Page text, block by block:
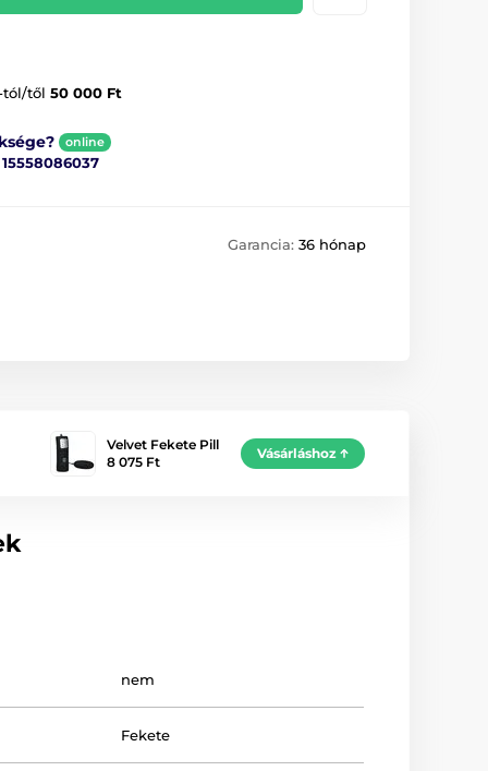
tól/től 50 000 Ft
online
15558086037
Garancia: 36 hónap
Velvet Fekete Pill
8 075 Ft
Vásárláshoz
nem
Fekete